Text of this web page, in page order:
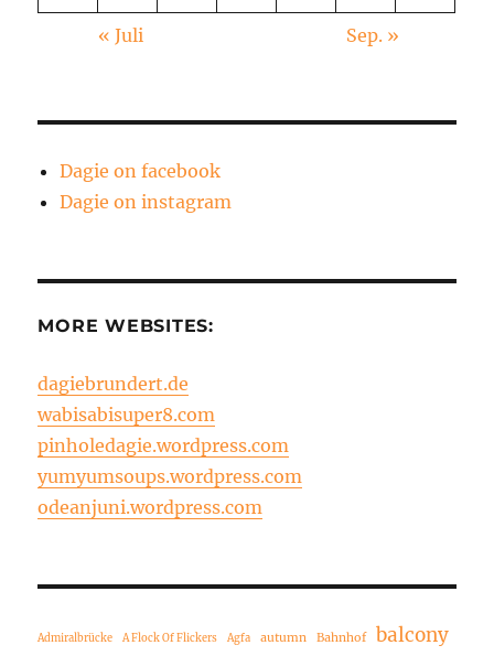
« Juli Sep. »
Dagie on facebook
Dagie on instagram
MORE WEBSITES:
dagiebrundert.de
wabisabisuper8.com
pinholedagie.wordpress.com
yumyumsoups.wordpress.com
odeanjuni.wordpress.com
Admiralbrücke A Flock Of Flickers Agfa autumn Bahnhof
balcony